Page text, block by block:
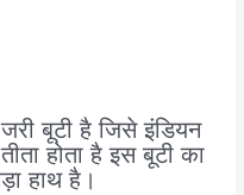
बूटी है जिसे इंडियन
होता है इस बूटी का
हाथ है।